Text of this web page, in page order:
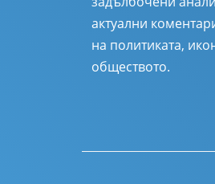
актуални
на политиката,
обществото.